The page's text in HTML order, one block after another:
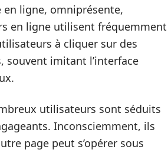
en ligne, omniprésente,
en ligne utilisent fréquemment
à cliquer sur des
souvent imitant l’interface
utilisateurs sont séduits
Inconsciemment, ils
page peut s’opérer sous